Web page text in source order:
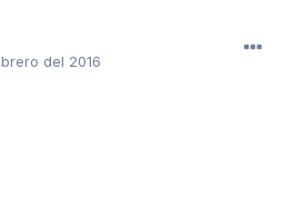
del 2016